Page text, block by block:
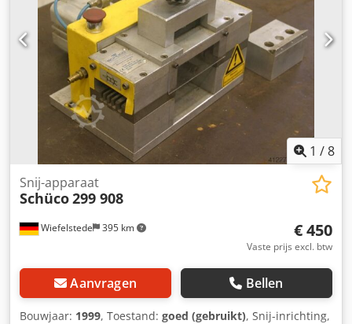
1 /8
Wiefelstede 395 km
Snij-apparaat
Schüco299 908
€ 450
Vaste prijs excl. btw
Aanvragen Bellen
Bouwjaar: 1999, Toestand: goed (gebruikt), Snij-inrichting,